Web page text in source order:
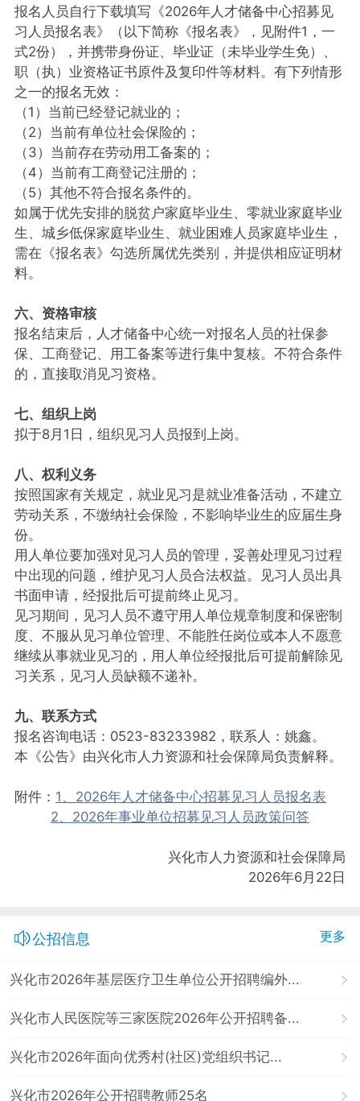
报名人员自行下载填写《2026年人才储备中心招募见
习人员报名表》（以下简称《报名表》，见附件1，一
式2份），并携带身份证、毕业证（未毕业学生免）、
职（执）业资格证书原件及复印件等材料。有下列情形
之一的报名无效：
（1）当前已经登记就业的；
（2）当前有单位社会保险的；
（3）当前存在劳动用工备案的；
（4）当前有工商登记注册的；
（5）其他不符合报名条件的。
如属于优先安排的脱贫户家庭毕业生、零就业家庭毕业
生、城乡低保家庭毕业生、就业困难人员家庭毕业生，
需在《报名表》勾选所属优先类别，并提供相应证明材
料。
六、资格审核
报名结束后，人才储备中心统一对报名人员的社保参
保、工商登记、用工备案等进行集中复核。不符合条件
的，直接取消见习资格。
七、组织上岗
拟于8月1日，组织见习人员报到上岗。
八、权利义务
按照国家有关规定，就业见习是就业准备活动，不建立
劳动关系，不缴纳社会保险，不影响毕业生的应届生身
份。
用人单位要加强对见习人员的管理，妥善处理见习过程
中出现的问题，维护见习人员合法权益。见习人员出具
书面申请，经报批后可提前终止见习。
见习期间，见习人员不遵守用人单位规章制度和保密制
度、不服从见习单位管理、不能胜任岗位或本人不愿意
继续从事就业见习的，用人单位经报批后可提前解除见
习关系，见习人员缺额不递补。
九、联系方式
报名咨询电话：0523-83233982，联系人：姚鑫。
本《公告》由兴化市人力资源和社会保障局负责解释。
附件： 1、2026年人才储备中心招募见习人员报名表
2、2026年事业单位招募见习人员政策问答
兴化市人力资源和社会保障局
2026年6月22日
公招信息 更多
兴化市2026年基层医疗卫生单位公开招聘编外...
兴化市人民医院等三家医院2026年公开招聘备...
兴化市2026年面向优秀村(社区)党组织书记...
兴化市2026年公开招聘教师25名